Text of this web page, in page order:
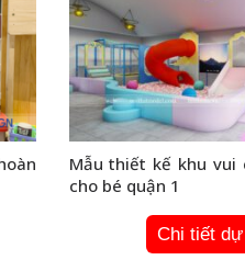
Mẫu thiết kế khu vui
cho bé quận 1
Chi tiết